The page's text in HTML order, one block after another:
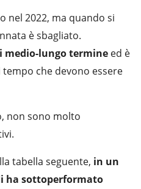
nel 2022, ma quando si
è sbagliato.
medio-lungo termine ed è
che devono essere
non sono molto
tabella seguente, in un
ha sottoperformato